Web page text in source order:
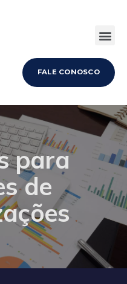
FALE CONOSCO
para
de